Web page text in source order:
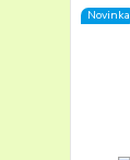
Novinka